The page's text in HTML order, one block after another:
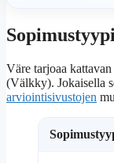
Väre tarjoaa
(Välkky). Jokaisella
arviointisivustojen